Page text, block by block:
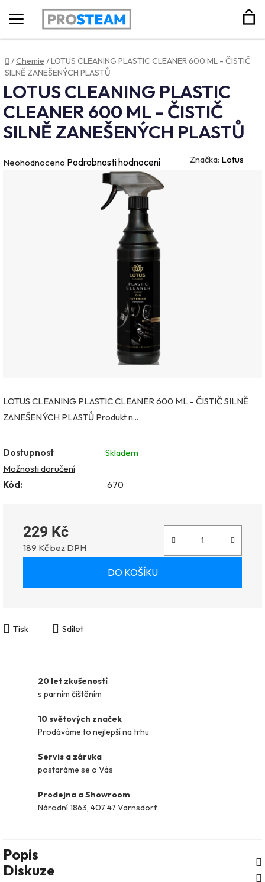
Hledat
Domů
/Chemie /LOTUS CLEANING PLASTIC CLEANER 600 ML - ČISTIČ
SILNĚ ZANEŠENÝCH PLASTŮ
LOTUS CLEANING PLASTIC CLEANER 600 ML - ČISTIČ SILNĚ
ZANEŠENÝCH PLASTŮ Produkt n...
Dostupnost
Skladem
Možnosti doručení
Kód:
670
229 Kč
189 Kč bez DPH
DO KOŠÍKU
Tisk Sdílet
LOTUS CLEANING PLASTIC
CLEANER 600 ML - ČISTIČ
SILNĚ ZANEŠENÝCH PLASTŮ
Průměrné
Neohodnoceno Podrobnosti hodnocení Značka: Lotus
20 let zkušeností
s parním čištěním
10 světových značek
Prodáváme to nejlepší na trhu
Servis a záruka
postaráme se o Vás
Prodejna a Showroom
Národní 1863, 407 47 Varnsdorf
Popis
Diskuze